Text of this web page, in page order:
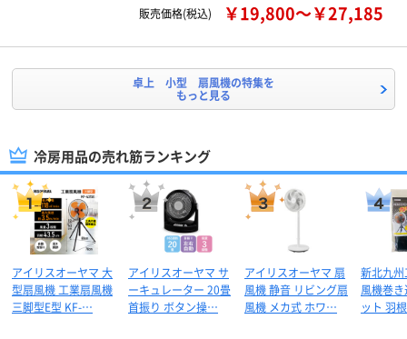
販売価格(税込) ￥19,800～￥27,185
卓上 小型 扇風機の特集を
もっと見る
冷房用品の売れ筋ランキング
アイリスオーヤマ 大
型扇風機 工業扇風機
三脚型E型 KF-…
アイリスオーヤマ サ
ーキュレーター 20畳
首振り ボタン操…
アイリスオーヤマ 扇
風機 静音 リビング扇
風機 メカ式 ホワ…
新北九
風機巻
ット 羽